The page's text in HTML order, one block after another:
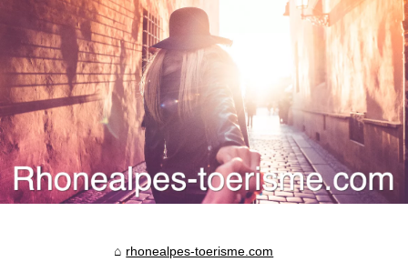
rhonealpes-toerisme.com